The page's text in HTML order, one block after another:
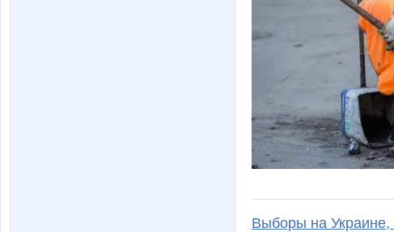
Выборы на